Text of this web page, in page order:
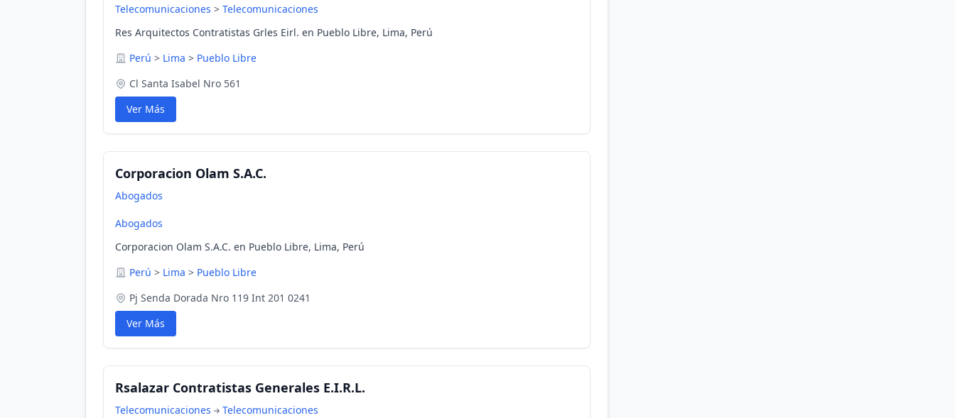
Telecomunicaciones > Telecomunicaciones
Res Arquitectos Contratistas Grles Eirl. en Pueblo Libre, Lima, Perú
Perú > Lima > Pueblo Libre
Cl Santa Isabel Nro 561
Ver Más
Corporacion Olam S.A.C.
Abogados
Abogados
Corporacion Olam S.A.C. en Pueblo Libre, Lima, Perú
Perú > Lima > Pueblo Libre
Pj Senda Dorada Nro 119 Int 201 0241
Ver Más
Rsalazar Contratistas Generales E.I.R.L.
Telecomunicaciones Telecomunicaciones